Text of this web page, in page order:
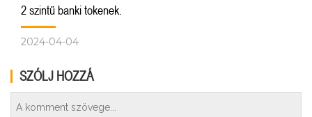
2 szintű banki tokenek.
2024-04-04
SZÓLJ HOZZÁ